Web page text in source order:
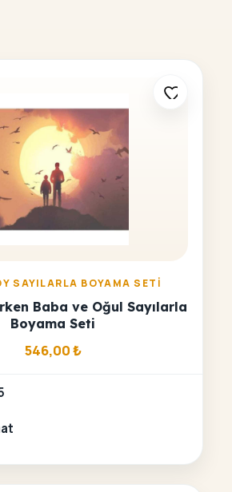
SAYILARLA BOYAMA SETI
Baba ve Oğul Sayılarla
Boyama Seti
546,00₺